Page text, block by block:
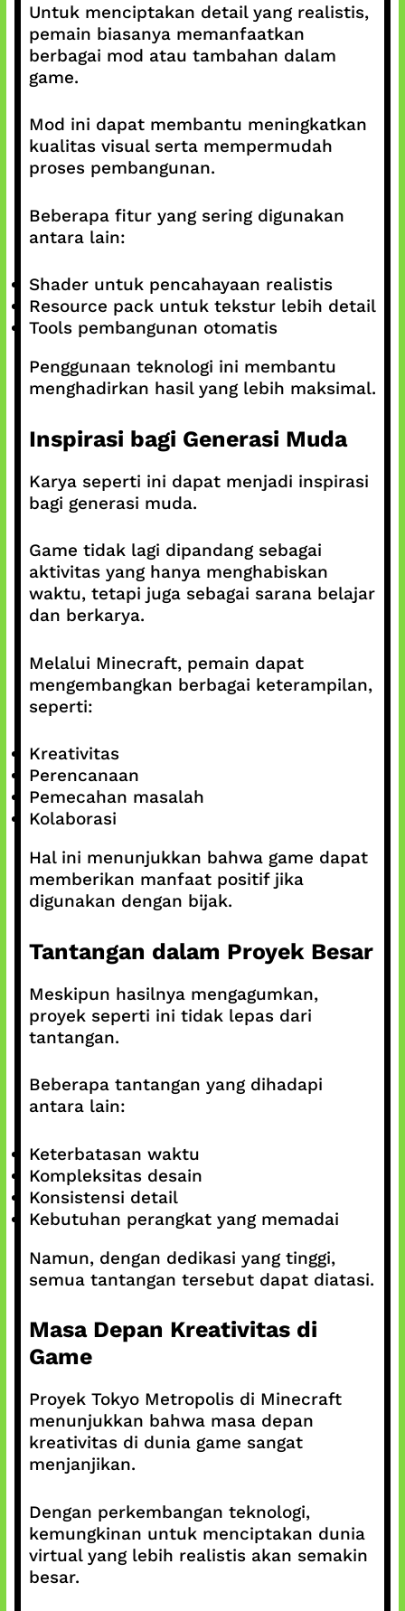
Untuk menciptakan detail yang realistis,
pemain biasanya memanfaatkan
berbagai mod atau tambahan dalam
game.
Mod ini dapat membantu meningkatkan
kualitas visual serta mempermudah
proses pembangunan.
Beberapa fitur yang sering digunakan
antara lain:
Shader untuk pencahayaan realistis
Resource pack untuk tekstur lebih detail
Tools pembangunan otomatis
Penggunaan teknologi ini membantu
menghadirkan hasil yang lebih maksimal.
Inspirasi bagi Generasi Muda
Karya seperti ini dapat menjadi inspirasi
bagi generasi muda.
Game tidak lagi dipandang sebagai
aktivitas yang hanya menghabiskan
waktu, tetapi juga sebagai sarana belajar
dan berkarya.
Melalui Minecraft, pemain dapat
mengembangkan berbagai keterampilan,
seperti:
Kreativitas
Perencanaan
Pemecahan masalah
Kolaborasi
Hal ini menunjukkan bahwa game dapat
memberikan manfaat positif jika
digunakan dengan bijak.
Tantangan dalam Proyek Besar
Meskipun hasilnya mengagumkan,
proyek seperti ini tidak lepas dari
tantangan.
Beberapa tantangan yang dihadapi
antara lain:
Keterbatasan waktu
Kompleksitas desain
Konsistensi detail
Kebutuhan perangkat yang memadai
Namun, dengan dedikasi yang tinggi,
semua tantangan tersebut dapat diatasi.
Masa Depan Kreativitas di
Game
Proyek Tokyo Metropolis di Minecraft
menunjukkan bahwa masa depan
kreativitas di dunia game sangat
menjanjikan.
Dengan perkembangan teknologi,
kemungkinan untuk menciptakan dunia
virtual yang lebih realistis akan semakin
besar.